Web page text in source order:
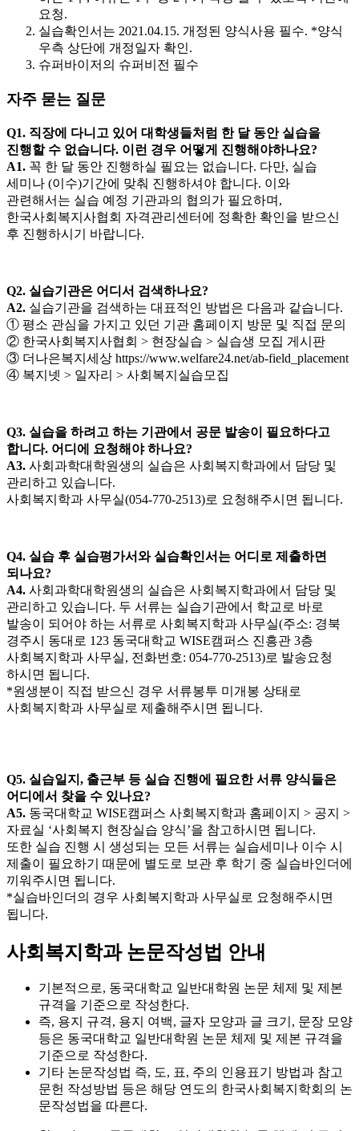
요청.
실습확인서는 2021.04.15. 개정된 양식사용 필수. *양식
우측 상단에 개정일자 확인.
슈퍼바이저의 슈퍼비전 필수
자주 묻는 질문
Q1. 직장에 다니고 있어 대학생들처럼 한 달 동안 실습을
진행할 수 없습니다. 이런 경우 어떻게 진행해야하나요?
A1. 꼭 한 달 동안 진행하실 필요는 없습니다. 다만, 실습
세미나 (이수)기간에 맞춰 진행하셔야 합니다. 이와
관련해서는 실습 예정 기관과의 협의가 필요하며,
한국사회복지사협회 자격관리센터에 정확한 확인을 받으신
후 진행하시기 바랍니다.
Q2. 실습기관은 어디서 검색하나요?
A2. 실습기관을 검색하는 대표적인 방법은 다음과 같습니다.
① 평소 관심을 가지고 있던 기관 홈페이지 방문 및 직접 문의
② 한국사회복지사협회 > 현장실습 > 실습생 모집 게시판
③ 더나은복지세상 https://www.welfare24.net/ab-field_placement
④ 복지넷 > 일자리 > 사회복지실습모집
Q3. 실습을 하려고 하는 기관에서 공문 발송이 필요하다고
합니다. 어디에 요청해야 하나요?
A3. 사회과학대학원생의 실습은 사회복지학과에서 담당 및
관리하고 있습니다.
사회복지학과 사무실(054-770-2513)로 요청해주시면 됩니다.
Q4. 실습 후 실습평가서와 실습확인서는 어디로 제출하면
되나요?
A4. 사회과학대학원생의 실습은 사회복지학과에서 담당 및
관리하고 있습니다. 두 서류는 실습기관에서 학교로 바로
발송이 되어야 하는 서류로 사회복지학과 사무실(주소: 경북
경주시 동대로 123 동국대학교 WISE캠퍼스 진흥관 3층
사회복지학과 사무실, 전화번호: 054-770-2513)로 발송요청
하시면 됩니다.
*원생분이 직접 받으신 경우 서류봉투 미개봉 상태로
사회복지학과 사무실로 제출해주시면 됩니다.
Q5. 실습일지, 출근부 등 실습 진행에 필요한 서류 양식들은
어디에서 찾을 수 있나요?
A5. 동국대학교 WISE캠퍼스 사회복지학과 홈페이지 > 공지 >
자료실 ‘사회복지 현장실습 양식’을 참고하시면 됩니다.
또한 실습 진행 시 생성되는 모든 서류는 실습세미나 이수 시
제출이 필요하기 때문에 별도로 보관 후 학기 중 실습바인더에
끼워주시면 됩니다.
*실습바인더의 경우 사회복지학과 사무실로 요청해주시면
됩니다.
사회복지학과 논문작성법 안내
기본적으로, 동국대학교 일반대학원 논문 체제 및 제본
규격을 기준으로 작성한다.
즉, 용지 규격, 용지 여백, 글자 모양과 글 크기, 문장 모양
등은 동국대학교 일반대학원 논문 체제 및 제본 규격을
기준으로 작성한다.
기타 논문작성법 즉, 도, 표, 주의 인용표기 방법과 참고
문헌 작성방법 등은 해당 연도의 한국사회복지학회의 논
문작성법을 따른다.